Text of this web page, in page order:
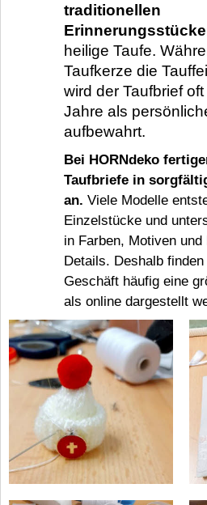
traditionellen
heilige Taufe.
Taufkerze die
wird der Taufbrief
Jahre als
aufbewahrt.
Bei HORNdeko
Taufbriefe in
an. Viele Modelle
Einzelstücke und
in Farben, Motiven und
Details. Deshalb
Geschäft häufig eine
als online dargestellt